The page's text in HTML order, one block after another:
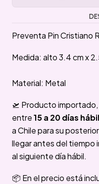
Preventa Pin Cristiano
Medida: alto 3.4 cm x
Material: Metal
🛫 Producto
entre15 a 20 días
a Chile para su
llegar antes del tiempo
al siguiente día hábil.
📦 En el precio está